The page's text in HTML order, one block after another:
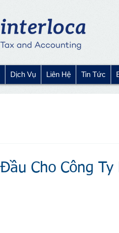
Dịch Vụ Liên Hệ Tin Tức
Cho Công Ty